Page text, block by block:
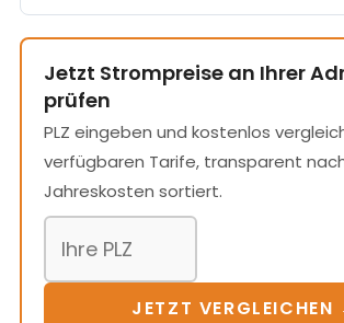
Jetzt Strompreise an Ihrer
prüfen
PLZ eingeben und kostenlos
verfügbaren Tarife, transparent
Jahreskosten sortiert.
JETZT VERGLEICHEN